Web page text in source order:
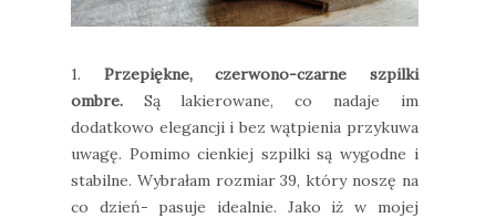
1. Przepiękne, czerwono-czarne szpilki
ombre. Są lakierowane, co nadaje im
dodatkowo elegancji i bez wątpienia przykuwa
uwagę. Pomimo cienkiej szpilki są wygodne i
stabilne. Wybrałam rozmiar 39, który noszę na
co dzień- pasuje idealnie. Jako iż w mojej